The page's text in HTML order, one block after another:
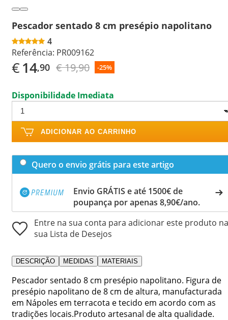
Pescador sentado 8 cm presépio napolitano
4
Referência: PR009162
€14,90 € 19,90 -25%
Disponibilidade Imediata
ADICIONAR AO CARRINHO
Quero o envio grátis para este artigo
Envio GRÁTIS e até 1500€ de
poupança por apenas 8,90€/ano.
Entre na sua conta para adicionar este produto na
sua Lista de Desejos
DESCRIÇÃO MEDIDAS MATERIAIS
Pescador sentado 8 cm presépio napolitano. Figura de
presépio napolitano de 8 cm de altura, manufacturada
em Nápoles em terracota e tecido em acordo com as
tradições locais.Produto artesanal de alta qualidade.